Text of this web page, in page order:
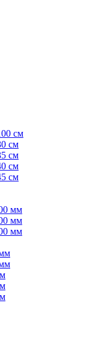
см
см
см
см
см
мм
мм
мм